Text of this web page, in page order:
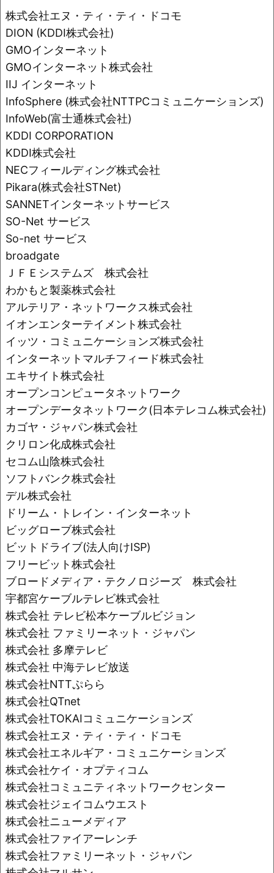
b
o
o
k
Li
株式会社エヌ・ティ・ティ・ドコモ
DION (KDDI株式会社)
GMOインターネット
GMOインターネット株式会社
IIJ インターネット
InfoSphere (株式会社NTTPCコミュニケーションズ)
InfoWeb(富士通株式会社)
KDDI CORPORATION
KDDI株式会社
NECフィールディング株式会社
Pikara(株式会社STNet)
SANNETインターネットサービス
SO-Net サービス
So-net サービス
broadgate
ＪＦＥシステムズ 株式会社
わかもと製薬株式会社
アルテリア・ネットワークス株式会社
イオンエンターテイメント株式会社
イッツ・コミュニケーションズ株式会社
インターネットマルチフィード株式会社
エキサイト株式会社
オープンコンピュータネットワーク
オープンデータネットワーク(日本テレコム株式会社)
カゴヤ・ジャパン株式会社
クリロン化成株式会社
セコム山陰株式会社
ソフトバンク株式会社
デル株式会社
ドリーム・トレイン・インターネット
ビッグローブ株式会社
ビットドライブ(法人向けISP)
フリービット株式会社
ブロードメディア・テクノロジーズ 株式会社
宇都宮ケーブルテレビ株式会社
株式会社 テレビ松本ケーブルビジョン
株式会社 ファミリーネット・ジャパン
株式会社 多摩テレビ
株式会社 中海テレビ放送
株式会社NTTぷらら
株式会社QTnet
株式会社TOKAIコミュニケーションズ
株式会社エヌ・ティ・ティ・ドコモ
株式会社エネルギア・コミュニケーションズ
株式会社ケイ・オプティコム
株式会社コミュニティネットワークセンター
株式会社ジェイコムウエスト
株式会社ニューメディア
株式会社ファイアーレンチ
株式会社ファミリーネット・ジャパン